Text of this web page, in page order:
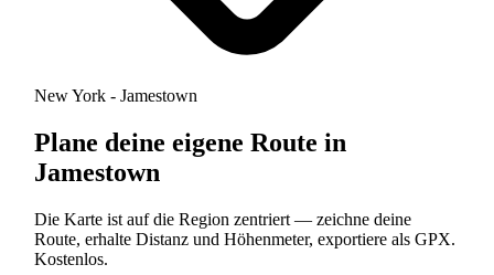
New York - Jamestown
Plane deine eigene Route in
Jamestown
Die Karte ist auf die Region zentriert — zeichne deine
Route, erhalte Distanz und Höhenmeter, exportiere als GPX.
Kostenlos.